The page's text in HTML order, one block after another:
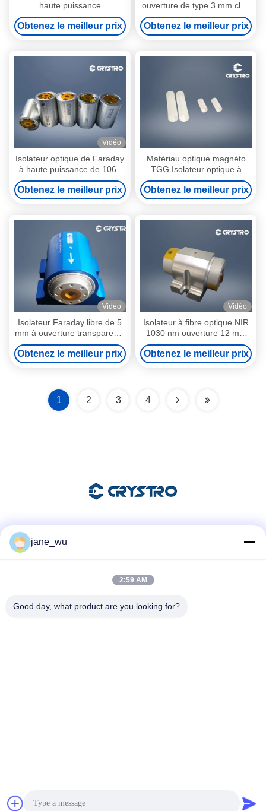
haute puissance
Obtenez le meilleur prix
ouverture de type 3 mm clair
780 nm Faraday
Obtenez le meilleur prix
Vidéo
Isolateur optique de Faraday
à haute puissance de 1064
nm
Obtenez le meilleur prix
Matériau optique magnéto
TGG Isolateur optique à
cristal unique en laser à fibre
Obtenez le meilleur prix
Vidéo
Isolateur Faraday libre de 5
mm à ouverture transparente
1064 nm TGG avec fenêtres
à double sortie
Obtenez le meilleur prix
Vidéo
Isolateur à fibre optique NIR
1030 nm ouverture 12 mm
TGG
Obtenez le meilleur prix
1 2 3 4
fournisseur. 2018-2026 ANHUI CRYSTRO CRYSTAL MATERIALS
Co., Ltd. Tout. Les droits sont réservés.
jane_wu
2:59 AM
Good day, what product are you looking for?